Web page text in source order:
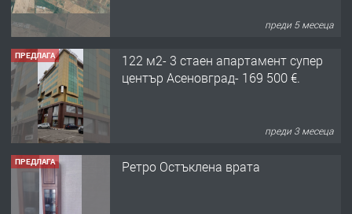
преди 5 месеца
ПРЕДЛАГА
122 м2- 3 стаен апартамент супер
център Асеновград- 169 500 €.
преди 3 месеца
ПРЕДЛАГА Ретро Остъклена врата